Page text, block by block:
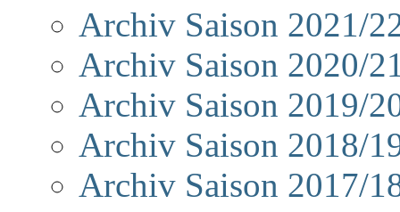
Archiv Saison 2021/
Archiv Saison 2020/
Archiv Saison 2019/
Archiv Saison 2018/
Archiv Saison 2017/